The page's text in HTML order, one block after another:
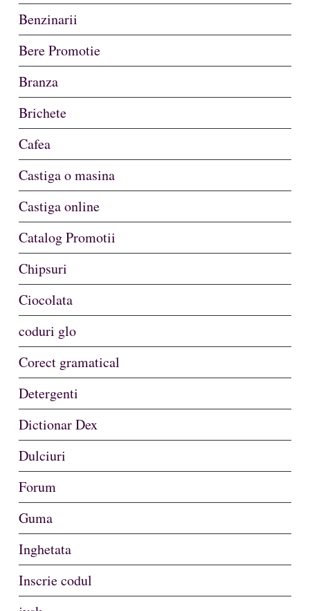
Benzinarii
Bere Promotie
Branza
Brichete
Cafea
Castiga o masina
Castiga online
Catalog Promotii
Chipsuri
Ciocolata
coduri glo
Corect gramatical
Detergenti
Dictionar Dex
Dulciuri
Forum
Guma
Inghetata
Inscrie codul